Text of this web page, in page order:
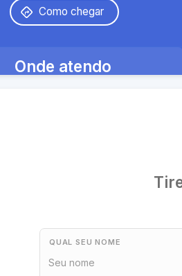
Como chegar
Onde atendo
QUAL SEU NOME